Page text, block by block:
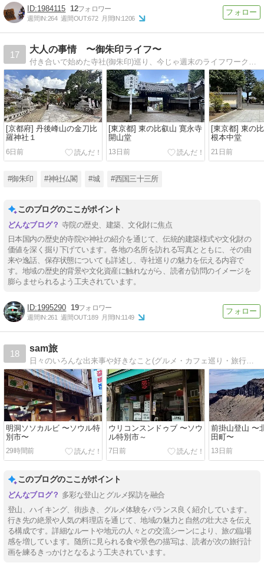
1984115 12
週間IN:264 週間OUT:672 月間IN:1206
17
大人の事情 〜御朱印ライフ〜
[京都府] 丹後峰山の金刀比
羅神社１
6日前
[東京都] 東の比叡山 寛永寺
開山堂
13日前
[東京都] 東の
根本中堂
21日前
#御朱印 #神社仏閣 #城 #西国三十三所
このブログのここがポイント
寺院の歴史、建築、文化財に焦点
日本国内の歴史的寺院や神社の紹介を通じて、伝統的建築様式や文化財の
価値を深く掘り下げています。各地の名所を訪れる写真とともに、その由
来や逸話、保存状態についても詳述し、寺社巡りの魅力を伝える内容で
す。地域の歴史的背景や文化資産に触れながら、読者が訪問のイメージを
膨らませられるよう工夫されています。
1995290 19
週間IN:261 週間OUT:189 月間IN:1149
18
sam旅
日々のいろんな出来事や好きなこと(グルメ・カフェ巡り・旅行・キャンプなど)をゆる~くお届けしているブログです！
明洞ソソカルビ 〜ソウル特
別市〜
29時間前
ウリコンスンドゥブ 〜ソウ
ル特別市～
7日前
前掛山登山 〜
田町〜
13日前
このブログのここがポイント
多彩な登山とグルメ探訪を融合
登山、ハイキング、街歩き、グルメ体験をバランス良く紹介しています。
行き先の絶景や人気の料理店を通じて、地域の魅力と自然の壮大さを伝え
る構成です。詳細なルートや地元の人々との交流シーンにより、旅の臨場
感を増しています。随所に見られる食や景色の描写は、読者が次の旅行計
画を練るきっかけとなるよう工夫されています。